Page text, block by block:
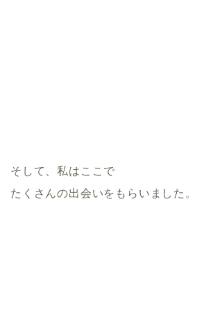
そして、私はここで
たくさんの出会いをもらいました。